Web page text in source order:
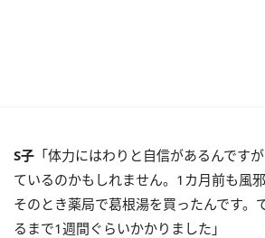
S子 「体力にはわりと自信があるんです
ているのかもしれません。1カ月前も風邪
そのとき薬局で葛根湯を買ったんです。
るまで1週間ぐらいかかりました」